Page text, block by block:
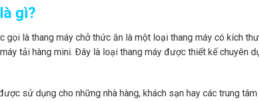
gì?
gọi là thang máy chở thức ăn là một loại thang máy có kích
tải hàng mini. Đây là loại thang máy được thiết kế chuyên
sử dụng cho những nhà hàng, khách sạn hay các trung